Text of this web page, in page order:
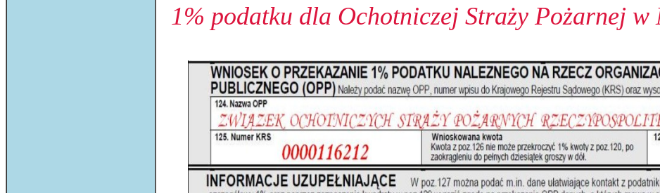
1% podatku dla Ochotniczej Straży Pożarnej w